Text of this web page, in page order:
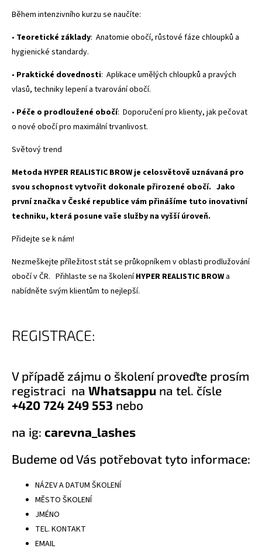
Během intenzivního kurzu se naučíte:
• Teoretické základy: Anatomie obočí, růstové fáze chloupků a
hygienické standardy.
• Praktické dovednosti: Aplikace umělých chloupků a pravých
vlasů, techniky lepení a tvarování obočí.
• Péče o prodloužené obočí: Doporučení pro klienty, jak pečovat
o nové obočí pro maximální trvanlivost.
Světový trend
Metoda HYPER REALISTIC BROW je celosvětově uznávaná pro
svou schopnost vytvořit dokonale přirozené obočí. Jako
první značka v České republice vám přinášíme tuto inovativní
techniku, která posune vaše služby na vyšší úroveň.
Přidejte se k nám!
Nezmeškejte příležitost stát se průkopníkem v oblasti prodlužování
obočí v ČR. Přihlaste se na školeníHYPER REALISTIC BROWa
nabídněte svým klientům to nejlepší.
REGISTRACE:
V případě zájmu o školení proveďte prosím
registraci na Whatsappu na tel. čísle
+420 724 249 553 nebo
na ig: carevna_lashes
Budeme od Vás potřebovat tyto informace:
NÁZEV A DATUM ŠKOLENÍ
MĚSTO ŠKOLENÍ
JMÉNO
TEL. KONTAKT
EMAIL